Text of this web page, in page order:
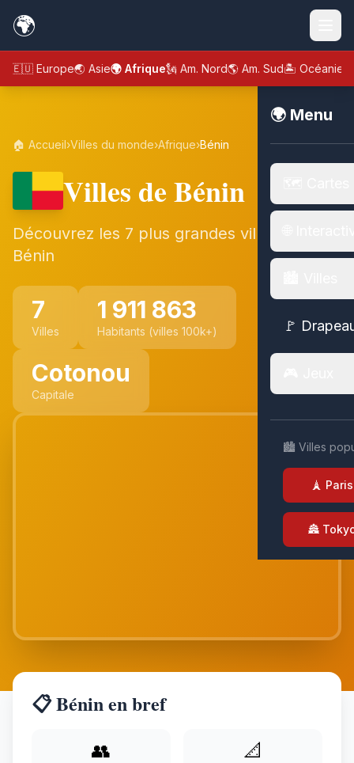
🌍
🇪🇺 Europe🌏 Asie🌍 Afrique🗽 Am. Nord🌎 Am. Sud🏝️ Océanie
🌍 Menu
🚩
🏙️ Villes
🗼 Paris
🏯
🏠 Accueil›Villes du monde›Afrique›Bénin
Villes de Bénin
Découvrez les 7 plus grandes villes de
Bénin
7
Villes
1 911 863
Habitants (villes 100k+)
Cotonou
Capitale
📋 Bénin en bref
👥 📐